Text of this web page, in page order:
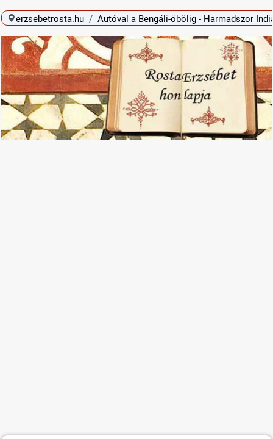
erzsebetrosta.hu Autóval a Bengáli-öbölig - Harmadszor